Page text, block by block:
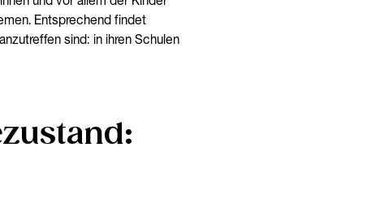
Entsprechend findet
sind: in ihren Schulen